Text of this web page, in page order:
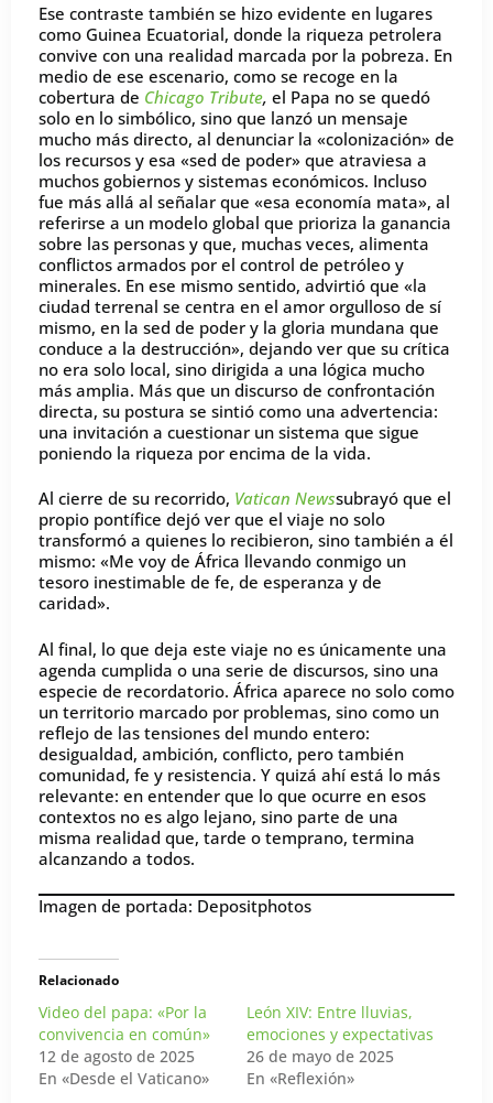
Ese contraste también se hizo evidente en lugares
como Guinea Ecuatorial, donde la riqueza petrolera
convive con una realidad marcada por la pobreza. En
medio de ese escenario, como se recoge en la
cobertura de Chicago Tribute, el Papa no se quedó
solo en lo simbólico, sino que lanzó un mensaje
mucho más directo, al denunciar la «colonización» de
los recursos y esa «sed de poder» que atraviesa a
muchos gobiernos y sistemas económicos. Incluso
fue más allá al señalar que «esa economía mata», al
referirse a un modelo global que prioriza la ganancia
sobre las personas y que, muchas veces, alimenta
conflictos armados por el control de petróleo y
minerales. En ese mismo sentido, advirtió que «la
ciudad terrenal se centra en el amor orgulloso de sí
mismo, en la sed de poder y la gloria mundana que
conduce a la destrucción», dejando ver que su crítica
no era solo local, sino dirigida a una lógica mucho
más amplia. Más que un discurso de confrontación
directa, su postura se sintió como una advertencia:
una invitación a cuestionar un sistema que sigue
poniendo la riqueza por encima de la vida.
Al cierre de su recorrido, Vatican Newssubrayó que el
propio pontífice dejó ver que el viaje no solo
transformó a quienes lo recibieron, sino también a él
mismo: «Me voy de África llevando conmigo un
tesoro inestimable de fe, de esperanza y de
caridad».
Al final, lo que deja este viaje no es únicamente una
agenda cumplida o una serie de discursos, sino una
especie de recordatorio. África aparece no solo como
un territorio marcado por problemas, sino como un
reflejo de las tensiones del mundo entero:
desigualdad, ambición, conflicto, pero también
comunidad, fe y resistencia. Y quizá ahí está lo más
relevante: en entender que lo que ocurre en esos
contextos no es algo lejano, sino parte de una
misma realidad que, tarde o temprano, termina
alcanzando a todos.
Imagen de portada: Depositphotos
Relacionado
Video del papa: «Por la
convivencia en común»
12 de agosto de 2025
En «Desde el Vaticano»
León XIV: Entre lluvias,
emociones y expectativas
26 de mayo de 2025
En «Reflexión»